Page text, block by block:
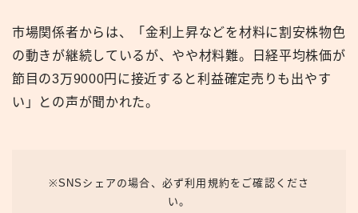
市場関係者からは、「金利上昇などを材料に割安株物色
の動きが継続しているが、やや材料難。日経平均株価が
節目の3万9000円に接近すると利益確定売りも出やす
い」との声が聞かれた。
※SNSシェアの場合、必ず利用規約をご確認くださ
い。